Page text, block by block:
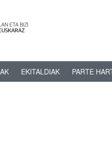
EKITALDIAK PARTE